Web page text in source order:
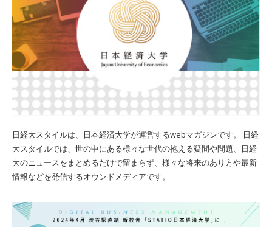
日経大スタイルは、日本経済大学が運営するwebマガジンです。 日経
大スタイルでは、世の中にある様々な世代の抱える疑問や問題、日経
大のニュースをまとめるだけで留まらず、様々な将来のあり方や最新
情報などを発信するオウンドメディアです。